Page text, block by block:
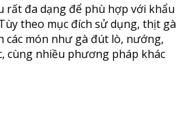
rất đa dạng để phù hợp với khẩu
theo mục đích sử dụng, thịt gà
các món như gà đút lò, nướng,
cùng nhiều phương pháp khác